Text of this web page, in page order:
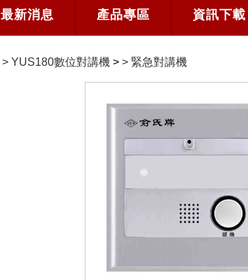
最新消息 產品專區 資訊下載
> YUS180數位對講機 > > 緊急對講機